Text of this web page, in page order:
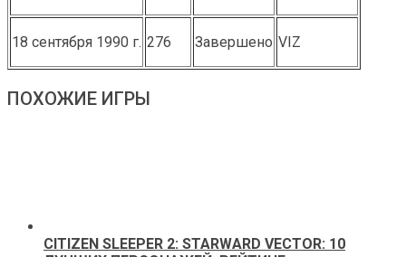
18 сентября 1990 г. 276 Завершено VIZ
ПОХОЖИЕ ИГРЫ
CITIZEN SLEEPER 2: STARWARD VECTOR: 10